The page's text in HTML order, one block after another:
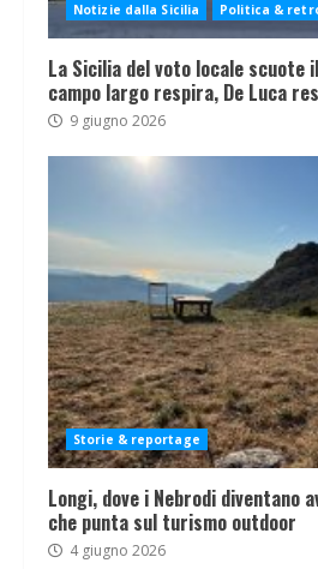
Notizie dalla Sicilia Politica &
La Sicilia del voto locale
campo largo respira, De Luca
9 giugno 2026
Storie & reportage
Longi, dove i Nebrodi diventano
che punta sul turismo outdoor
4 giugno 2026